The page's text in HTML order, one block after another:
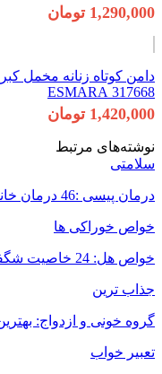
1,290,000 تومان
دامن کوتاه زنانه مخمل
317668 ESMARA
1,420,000 تومان
نوشته‌های مرتبط
سلامتی
درمان پیسی :46 درمان خانگی بیماری پیسی که واقعا موثر هستند
خواص خوراکی ها
خواص هل: 24 خاصیت شگفت‌انگیز هل برای سلامتی و پوست و مو
جذاب ترین
گروه خونی و ازدواج:
تعبیر خواب